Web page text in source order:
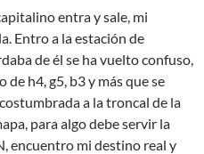
entra y sale, mi
Entro a la estación de
de él se ha vuelto confuso,
h4, g5, b3 y más que se
a la troncal de la
para algo debe servir la
encuentro mi destino real y